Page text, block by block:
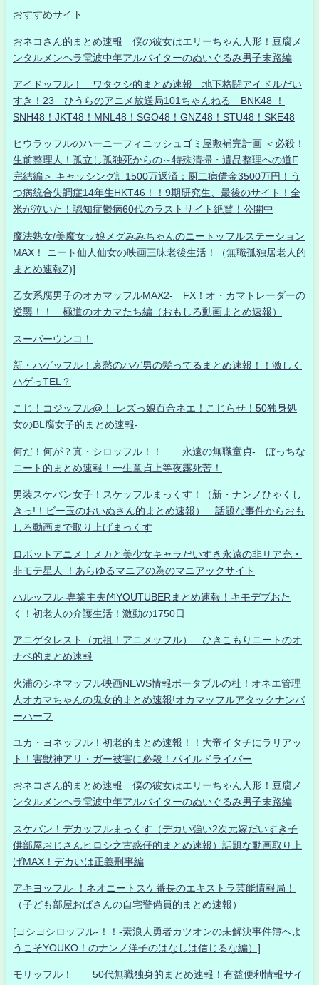
おすすめサイト
おネコさん的まとめ速報 僕の彼女はエリーちゃん人形！豆腐メ
ンタルメンヘラ電波中年アルバイターのぬいぐるみ男子末路編
アイドッフル！ ワタクシ的まとめ速報 地下格闘アイドルだい
すき！23 ひうらのアニメ放送局101ちゃんねる BNK48 ！
SNH48！JKT48！MNL48！SGO48！GNZ48！STU48！SKE48
ヒウラッフルのハーニーフィニッシュゴミ屋敷補完計画 ＜必殺！
生前整理人！孤立し孤独死からの～特殊清掃・遺品整理への道F
完結編＞ キャッシング計1500万返済：厨二病借金3500万円！う
つ病統合失調症14年生HKT46！！9期研究生、最後のサイト！全
米が泣いた！認知症鬱病60代のラストサイト絶賛！公開中
魔法熟女/美魔女ッ娘メグみみちゃんのニートッフルステーション
MAX！ ニート仙人仙女の映画三昧老後生活！（無職孤独居老人的
まとめ速報Z)]
乙女系腐男子のオカマッフルMAX2- FX！オ・カマトレーダーの
逆襲！！ 極道のオカマたち編（おもしろ動画まとめ速報）
スーパーウンコ！
新・ハゲッフル！哀愁のハゲ男の髪ってるまとめ速報！！激しく
ハゲっTEL？
こじ！コジッフル@！-レズっ娘百合ネエ！こじらせ！50独身処
女のBL腐女子的まとめ速報-
何だ！何が？真・シロッフル！！ 永遠の無職童貞- ぼっちな
ニート的まとめ速報！一生童貞上等夜露死苦！
男装スケバン女子！スケッフルまっくす！（新・ナンノひゃくし
きっ!！ビー玉のおいぬさん的まとめ速報） 話題な事件からおも
しろ動画まで取り上げまっくす
ロボットアニメ！メカと美少女キャラだいすき永遠の非リア充・
非モテ星人 ！あらゆるマニアの為のマニアックサイト
ハルッフル-専業主夫的YOUTUBERまとめ速報！キモデブおた
く！初老人の介護生活！激動の1750日
アニゲタレスト（元祖！アニメッフル） ひきこもりニートのオ
ナベ的まとめ速報
火浦のシネマッフル映画NEWS情報ポータブルの杜！オネエ管理
人オカマちゃんの鬼女的まとめ速報!オカマッフルアタックナンバ
ーハーフ
ユカ・ヨネッフル！初老的まとめ速報！！大帝イタチにラリアッ
ト！害獣神アリ・ガー被害に必殺！パイルドライバー
おネコさん的まとめ速報 僕の彼女はエリーちゃん人形！豆腐メ
ンタルメンヘラ電波中年アルバイターのぬいぐるみ男子末路編
スケバン！デカッフルまっくす（デカい強い2次元嫁だいすき子
供部屋おじさんヒロシ之古惑仔的まとめ速報）話題な動画取り上
げMAX！デカいは正義刑事編
アキヨッフル-！ネオニートスケ番長のエキストラ芸能情報局！
（子ども部屋おばさんの自宅警備員的まとめ速報）
[ヨシヨシロッフル-！！-素浪人勇者カツオンの未解決事件簿へよ
うこそYOUKO！のナンノ洋子のはなしは信じるな編）]
モリッフル！ 50代無職独身的まとめ速報！有益便利情報サイ